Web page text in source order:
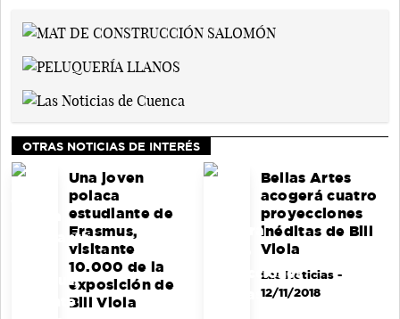
OTRAS NOTICIAS DE INTERÉS
Una joven
polaca
estudiante de
Erasmus,
visitante
10.000 de la
exposición de
Bill Viola
Bellas Artes
acogerá cuatro
proyecciones
inéditas de Bill
Viola
Las Noticias-
12/11/2018